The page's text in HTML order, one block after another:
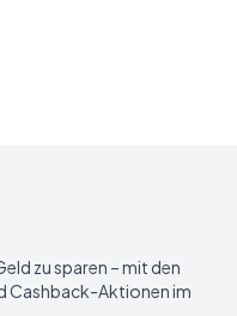
zu sparen – mit den
Cashback-Aktionen im